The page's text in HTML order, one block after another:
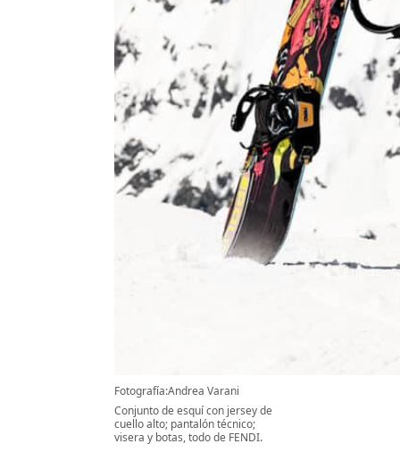
Fotografía:Andrea Varani
Conjunto de esquí con jersey de
cuello alto; pantalón técnico;
visera y botas, todo de FENDI.